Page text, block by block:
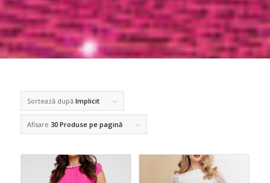
Sortează după Implicit
Afisare 30 Produse pe pagină